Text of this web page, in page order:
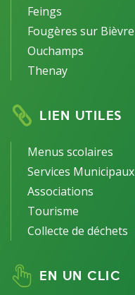
Feings
Fougères sur Bièvre
Ouchamps
Thenay
LIEN UTILES
Menus scolaires
Services Municipaux
Associations
Tourisme
Collecte de déchets
EN UN CLIC